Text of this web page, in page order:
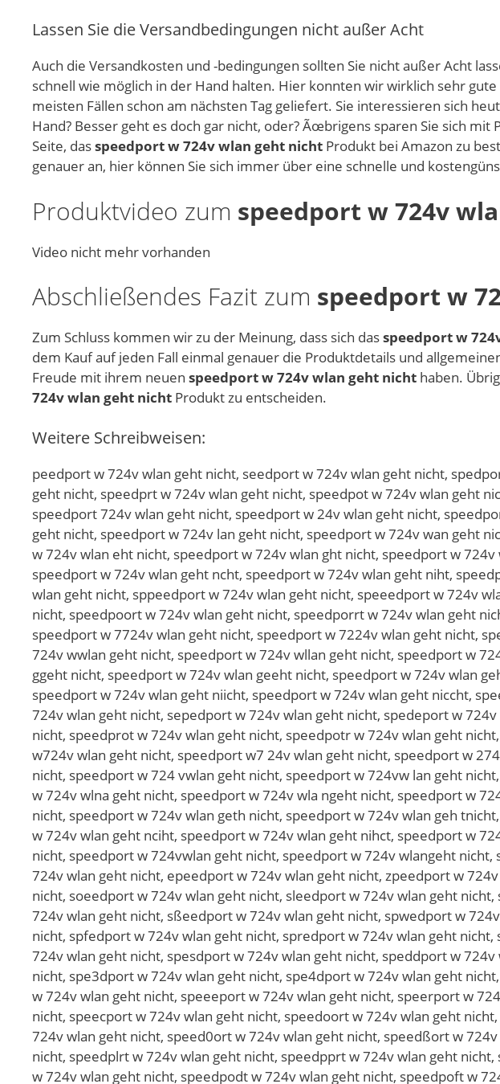
Lassen Sie die Versandbedingungen nicht außer Acht
Auch die Versandkosten und -bedingungen sollten Sie nicht außer Acht
schnell wie möglich in der Hand halten. Hier konnten wir wirklich sehr
meisten Fällen schon am nächsten Tag geliefert. Sie interessieren sich
Hand? Besser geht es doch gar nicht, oder? Ãœbrigens sparen Sie sich
Seite, dasspeedport w 724v wlan geht nicht Produkt bei Amazon zu
genauer an, hier können Sie sich immer über eine schnelle und
Produktvideo zum speedport w 724v
Video nicht mehr vorhanden
Abschließendes Fazit zum speedport w
Zum Schluss kommen wir zu der Meinung, dass sich dasspeedport w
dem Kauf auf jeden Fall einmal genauer die Produktdetails und
Freude mit ihrem neuen speedport w 724v wlan geht nicht haben.
724v wlan geht nicht Produkt zu entscheiden.
Weitere Schreibweisen:
peedport w 724v wlan geht nicht, seedport w 724v wlan geht nicht, spedport w 724v wlan geht nicht, speeport w 724v wlan geht nicht, speedort w 724v wlan geht nicht, speedprt w 724v wlan geht nicht, speedpot w 724v wlan geht nicht, speedpor w 724v wlan geht nicht, speedport w 724v wlan geht nicht, speedport 724v wlan geht nicht, speedport w 24v wlan geht nicht, speedport w 74v wlan geht nicht, speedport w 72v wlan geht nicht, speedport w 724 wlan geht nicht, speedport w 724v lan geht nicht, speedport w 724v wan geht nicht, speedport w 724v wln geht nicht, speedport w 724v wla geht nicht, speedport w 724v wlan eht nicht, speedport w 724v wlan ght nicht, speedport w 724v wlan get nicht, speedport w 724v wlan geh nicht, speedport w 724v wlan geht icht, speedport w 724v wlan geht ncht, speedport w 724v wlan geht niht, speedport w 724v wlan geht nict, speedport w 724v wlan geht nich, sspeedport w 724v wlan geht nicht, sppeedport w 724v wlan geht nicht, speeedport w 724v wlan geht nicht, speeddport w 724v wlan geht nicht, speedpport w 724v wlan geht nicht, speedpoort w 724v wlan geht nicht, speedporrt w 724v wlan geht nicht, speedportt w 724v wlan geht nicht, speedport ww 724v wlan geht nicht, speedport w 7724v wlan geht nicht, speedport w 7224v wlan geht nicht, speedport w 7244v wlan geht nicht, speedport w 724vv wlan geht nicht, speedport w 724v wwlan geht nicht, speedport w 724v wllan geht nicht, speedport w 724v wlaan geht nicht, speedport w 724v wlann geht nicht, speedport w 724v wlan ggeht nicht, speedport w 724v wlan geeht nicht, speedport w 724v wlan gehht nicht, speedport w 724v wlan gehtt nicht, speedport w 724v wlan geht nnicht, speedport w 724v wlan geht niicht, speedport w 724v wlan geht niccht, speedport w 724v wlan geht nichht, speedport w 724v wlan geht nichtt, pseedport w 724v wlan geht nicht, sepedport w 724v wlan geht nicht, spedeport w 724v wlan geht nicht, speepdort w 724v wlan geht nicht, speedoprt w 724v wlan geht nicht, speedprot w 724v wlan geht nicht, speedpotr w 724v wlan geht nicht, speedpor tw 724v wlan geht nicht, speedportw 724v wlan geht nicht, speedport w724v wlan geht nicht, speedport w7 24v wlan geht nicht, speedport w 274v wlan geht nicht, speedport w 742v wlan geht nicht, speedport w 72v4 wlan geht nicht, speedport w 724 vwlan geht nicht, speedport w 724vw lan geht nicht, speedport w 724v lwan geht nicht, speedport w 724v waln geht nicht, speedport w 724v wlna geht nicht, speedport w 724v wla ngeht nicht, speedport w 724v wlang eht nicht, speedport w 724v wlan eght nicht, speedport w 724v wlan ghet nicht, speedport w 724v wlan geth nicht, speedport w 724v wlan geh tnicht, speedport w 724v wlan gehtn icht, speedport w 724v wlan geht incht, speedport w 724v wlan geht nciht, speedport w 724v wlan geht nihct, speedport w 724v wlan geht nicth, speedportw 724v wlan geht nicht, speedport w724v wlan geht nicht, speedport w 724vwlan geht nicht, speedport w 724v wlangeht nicht, speedport w 724v wlan gehtnicht, qpeedport w 724v wlan geht nicht, wpeedport w 724v wlan geht nicht, epeedport w 724v wlan geht nicht, zpeedport w 724v wlan geht nicht, xpeedport w 724v wlan geht nicht, cpeedport w 724v wlan geht nicht, soeedport w 724v wlan geht nicht, sleedport w 724v wlan geht nicht, söeedport w 724v wlan geht nicht, süeedport w 724v wlan geht nicht, s0eedport w 724v wlan geht nicht, sßeedport w 724v wlan geht nicht, spwedport w 724v wlan geht nicht, spsedport w 724v wlan geht nicht, spdedport w 724v wlan geht nicht, spfedport w 724v wlan geht nicht, spredport w 724v wlan geht nicht, sp3edport w 724v wlan geht nicht, sp4edport w 724v wlan geht nicht, spewdport w 724v wlan geht nicht, spesdport w 724v wlan geht nicht, speddport w 724v wlan geht nicht, spefdport w 724v wlan geht nicht, sperdport w 724v wlan geht nicht, spe3dport w 724v wlan geht nicht, spe4dport w 724v wlan geht nicht, speexport w 724v wlan geht nicht, speesport w 724v wlan geht nicht, speewport w 724v wlan geht nicht, speeeport w 724v wlan geht nicht, speerport w 724v wlan geht nicht, speefport w 724v wlan geht nicht, speevport w 724v wlan geht nicht, speecport w 724v wlan geht nicht, speedoort w 724v wlan geht nicht, speedlort w 724v wlan geht nicht, speedöort w 724v wlan geht nicht, speedüort w 724v wlan geht nicht, speed0ort w 724v wlan geht nicht, speedßort w 724v wlan geht nicht, speedpirt w 724v wlan geht nicht, speedpkrt w 724v wlan geht nicht, speedplrt w 724v wlan geht nicht, speedpprt w 724v wlan geht nicht, speedp9rt w 724v wlan geht nicht, speedp0rt w 724v wlan geht nicht, speedpoet w 724v wlan geht nicht, speedpodt w 724v wlan geht nicht, speedpoft w 724v wlan geht nicht, speedpogt w